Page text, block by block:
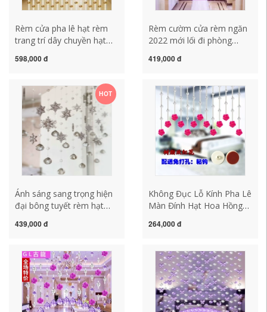
Rèm cửa pha lê hạt rèm
trang trí dây chuyền hạt
khách màn treo rèm hạt
rèm hạt châu
598,000 đ
Rèm cườm cửa rèm ngăn
2022 mới lối đi phòng
nhà cửa Phong Thủy rèm
lê làm rèm cửa
419,000 đ
HOT
Ánh sáng sang trọng hiện
đại bông tuyết rèm hạt
tắm Fengshui phòng
Bắc Âu rèm trang trí rèm
cửa pha lê
439,000 đ
Không Đục Lỗ Kính Pha Lê
Màn Đính Hạt Hoa Hồng
Vách Ngăn Phòng Ngủ
Dính Móc rèm hạt gỗ đẹp
264,000 đ